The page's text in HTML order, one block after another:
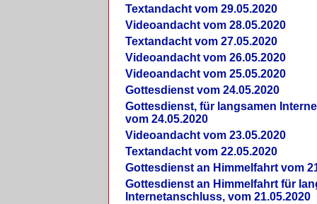
Textandacht vom 29.05.2020
Videoandacht vom 28.05.2020
Textandacht vom 27.05.2020
Videoandacht vom 26.05.2020
Videoandacht vom 25.05.2020
Gottesdienst vom 24.05.2020
Gottesdienst, für langsamen
vom 24.05.2020
Videoandacht vom 23.05.2020
Textandacht vom 22.05.2020
Gottesdienst an Himmelfahrt vom
Gottesdienst an Himmelfahrt für
Internetanschluss, vom 21.05.2020